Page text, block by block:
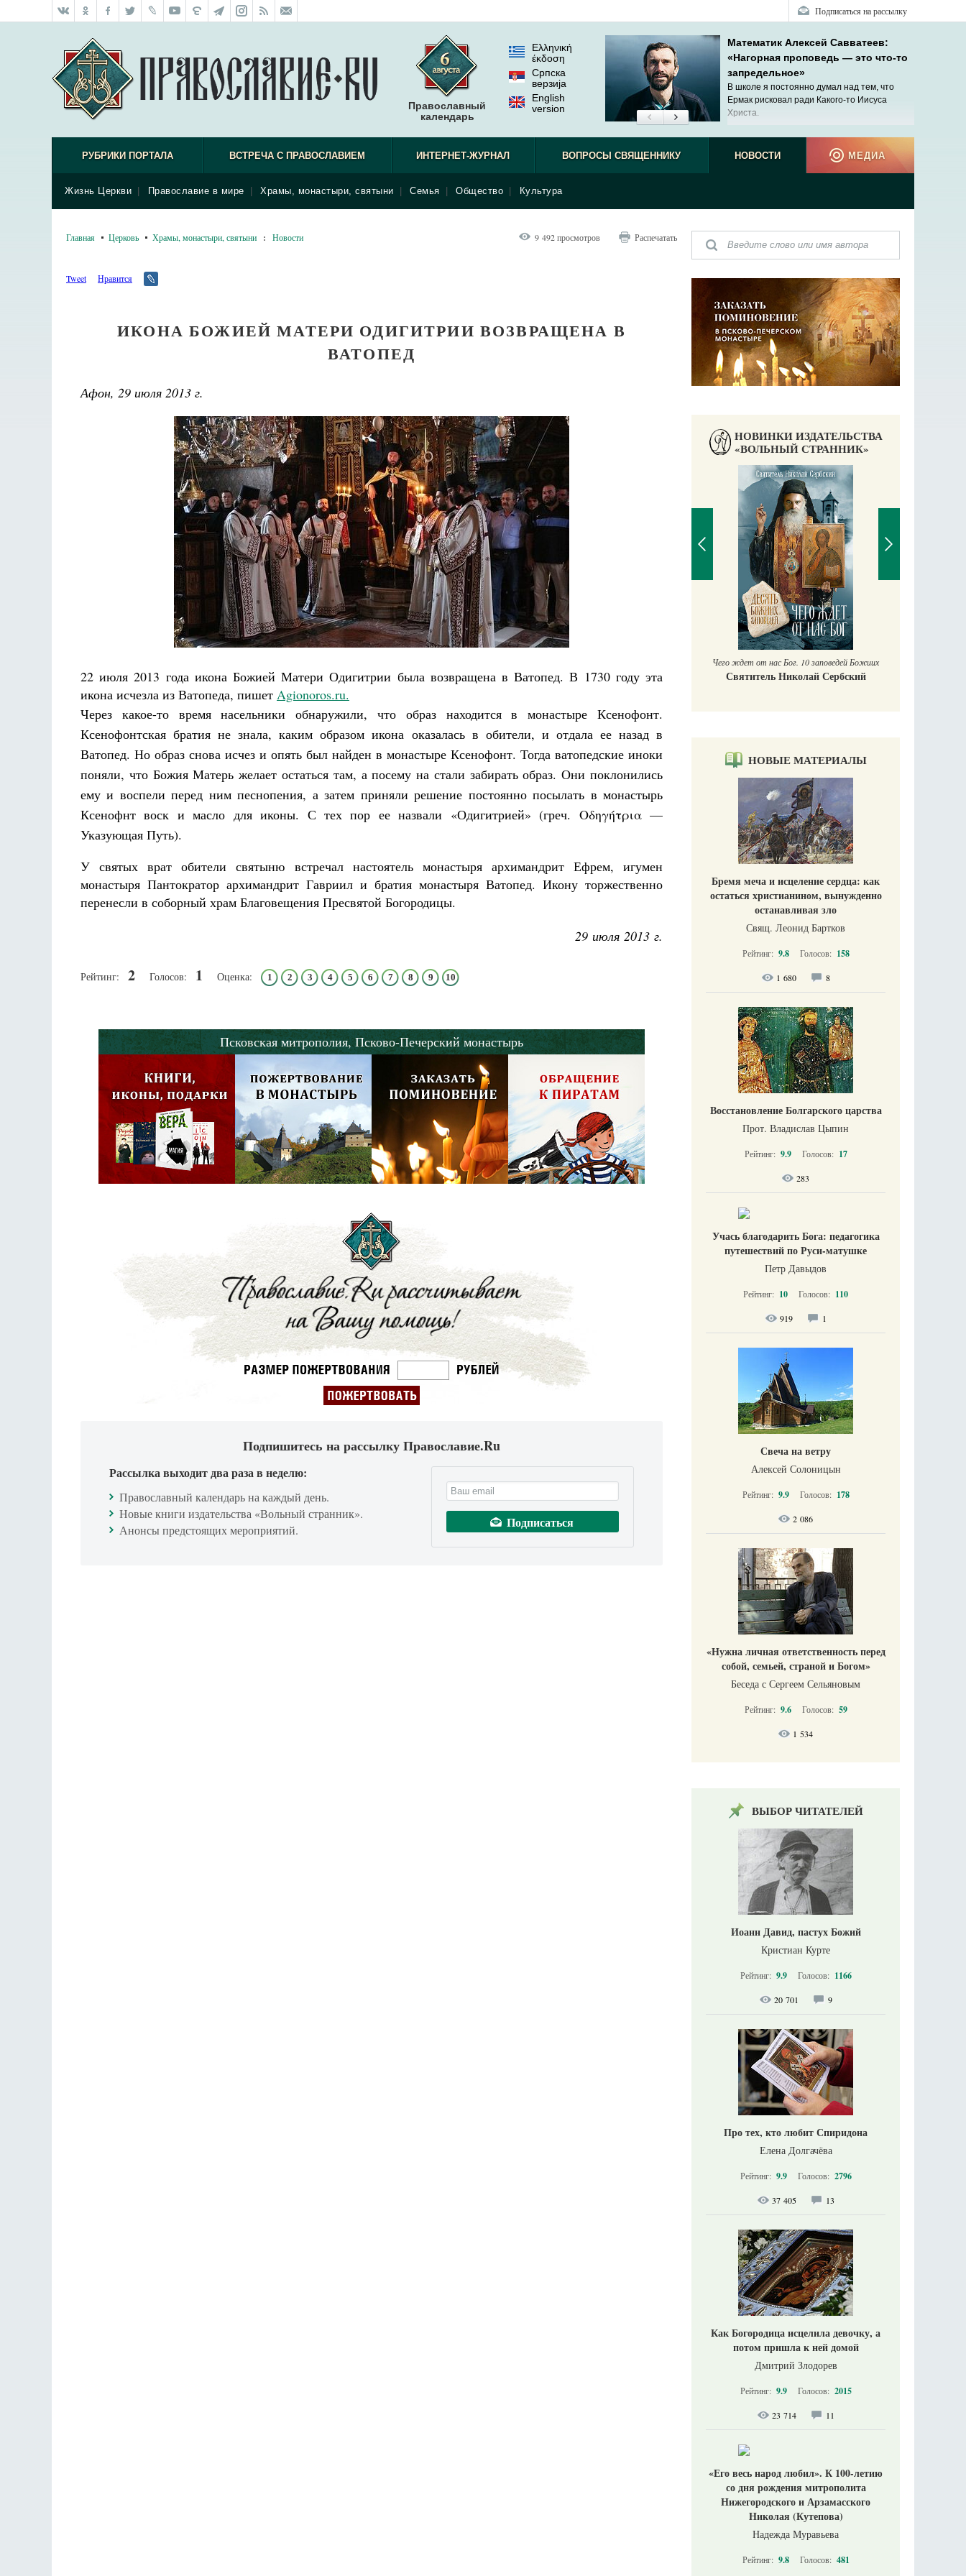
Подписаться на рассылку
Православный
календарь
Ελληνική
έκδοση
Српска
верзиjа
English
version
Математик Алексей Савватеев:
«Нагорная проповедь — это что-то
запредельное»
В школе я постоянно думал над тем, что
Ермак рисковал ради Какого-то Иисуса
Христа.
РУБРИКИ ПОРТАЛА ВСТРЕЧА С ПРАВОСЛАВИЕМ ИНТЕРНЕТ-ЖУРНАЛ ВОПРОСЫ СВЯЩЕННИКУ НОВОСТИ
Жизнь Церкви Православие в мире Храмы, монастыри, святыни Семья Общество Культура
МЕДИА
Главная Церковь Храмы, монастыри, святыни : Новости 9 492 просмотров Распечатать
Tweet Нравится
ИКОНА БОЖИЕЙ МАТЕРИ ОДИГИТРИИ ВОЗВРАЩЕНА В
ВАТОПЕД
Афон, 29 июля 2013 г.
22 июля 2013 года икона Божией Матери Одигитрии была возвращена в Ватопед. В 1730 году эта
икона исчезла из Ватопеда, пишет Agionoros.ru.
Через какое-то время насельники обнаружили, что образ находится в монастыре Ксенофонт.
Ксенофонтская братия не знала, каким образом икона оказалась в обители, и отдала ее назад в
Ватопед. Но образ снова исчез и опять был найден в монастыре Ксенофонт. Тогда ватопедские иноки
поняли, что Божия Матерь желает остаться там, а посему на стали забирать образ. Они поклонились
ему и воспели перед ним песнопения, а затем приняли решение постоянно посылать в монастырь
Ксенофнт воск и масло для иконы. С тех пор ее назвали «Одигитрией» (греч. Οδηγήτρια —
Указующая Путь).
У святых врат обители святыню встречал настоятель монастыря архимандрит Ефрем, игумен
монастыря Пантократор архимандрит Гавриил и братия монастыря Ватопед. Икону торжественно
перенесли в соборный храм Благовещения Пресвятой Богородицы.
29 июля 2013 г.
Рейтинг: 2 Голосов: 1 Оценка: 1 2 3 4 5 6 7 8 9 10
Псковская митрополия, Псково-Печерский монастырь
Подпишитесь на рассылку Православие.Ru
Рассылка выходит два раза в неделю:
Православный календарь на каждый день.
Новые книги издательства «Вольный странник».
Анонсы предстоящих мероприятий.
НОВИНКИ ИЗДАТЕЛЬСТВА
«ВОЛЬНЫЙ СТРАННИК»
Разлуки не будет
Фредерика де Грааф Как найти своё место в жизни
Кирилл Мурышев
Великомученик Георгий Победоносец. Научись у
Чего ждет от нас Бог. 10 заповедей Божиих
Святитель Николай Сербский
НОВЫЕ МАТЕРИАЛЫ
Бремя меча и исцеление сердца: как
остаться христианином, вынужденно
останавливая зло
Свящ. Леонид Бартков
Рейтинг: 9.8 Голосов: 158
1 680 8
Восстановление Болгарского царства
Прот. Владислав Цыпин
Рейтинг: 9.9 Голосов: 17
283
Учась благодарить Бога: педагогика
путешествий по Руси-матушке
Петр Давыдов
Рейтинг: 10 Голосов: 110
919 1
Свеча на ветру
Алексей Солоницын
Рейтинг: 9.9 Голосов: 178
2 086
«Нужна личная ответственность перед
собой, семьей, страной и Богом»
Беседа с Сергеем Сельяновым
Рейтинг: 9.6 Голосов: 59
1 534
ВЫБОР ЧИТАТЕЛЕЙ
Иоанн Давид, пастух Божий
Кристиан Курте
Рейтинг: 9.9 Голосов: 1166
20 701 9
Про тех, кто любит Спиридона
Елена Долгачёва
Рейтинг: 9.9 Голосов: 2796
37 405 13
Как Богородица исцелила девочку, а
потом пришла к ней домой
Дмитрий Злодорев
Рейтинг: 9.9 Голосов: 2015
23 714 11
«Его весь народ любил». К 100-летию
со дня рождения митрополита
Нижегородского и Арзамасского
Николая (Кутепова)
Надежда Муравьева
Рейтинг: 9.8 Голосов: 481